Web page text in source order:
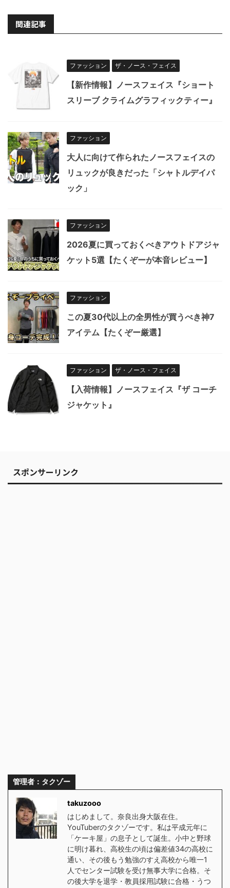
関連記事
ファッション ザ・ノース・フェイス
【新作情報】ノースフェイス『ショート
スリーブ クライムグラフィックティー』
ファッション
大人に向けて作られたノースフェイスの
リュックが良きだった「シャトルデイパ
ック」
ファッション
2026夏に買っておくべきアウトドアジャ
ケット5選【たくぞーが本音レビュー】
ファッション
この夏30代以上の全男性が買うべき神7
アイテム【たくぞー厳選】
ファッション ザ・ノース・フェイス
【入荷情報】ノースフェイス『ザ コーチ
ジャケット』
スポンサーリンク
管理者：タクゾー
takuzooo
はじめまして。奈良出身大阪在住。
YouTuberのタクゾーです。私は平成元年に
「ケーキ屋」の息子として誕生。小中と野球
に明け暮れ、高校生の頃は偏差値34の高校に
通い、その後もう勉強のすえ高校から唯一1
人でセンター試験を受け無事大学に合格。そ
の後大学を退学・教員採用試験に合格・うつ